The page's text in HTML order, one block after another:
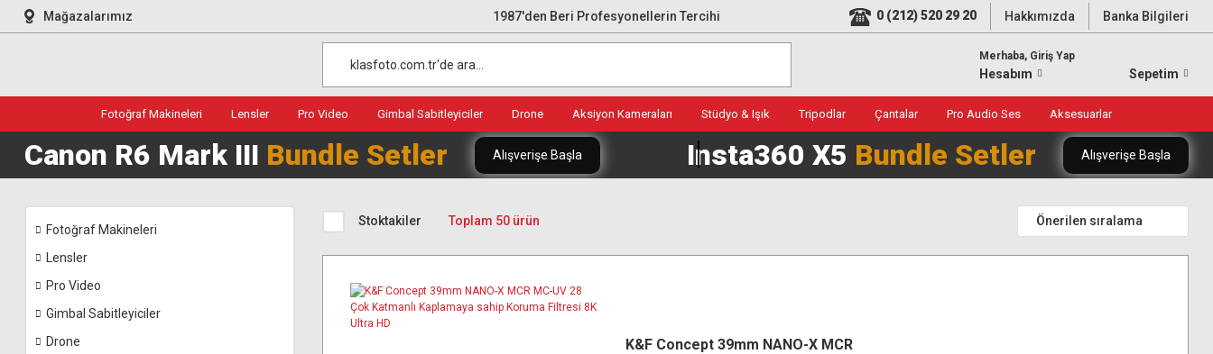
Mağazalarımız 1987'den Beri Profesyonellerin Tercihi 0 (212) 520 29 20 Hakkımızda Banka Bilgileri
Merhaba, Giriş Yap
Hesabım Sepetim
Fotoğraf Makineleri Lensler Pro Video Gimbal Sabitleyiciler Drone Aksiyon Kameraları Stüdyo & Işık Tripodlar Çantalar Pro Audio Ses Aksesuarlar
Canon R6 Mark III Bundle Setler Alışverişe Başla Insta360 X5 Bundle Setler Alışverişe Başla
Fotoğraf Makineleri
Lensler
Pro Video
Gimbal Sabitleyiciler
Drone
Stoktakiler Toplam 50 ürün
K&F Concept 39mm NANO-X MCR